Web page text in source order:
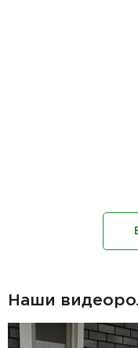
Наши